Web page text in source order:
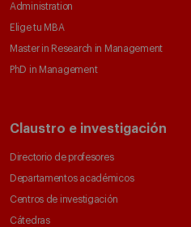
Administration
Elige tu MBA
Master in Research in Management
PhD in Management
Claustro e investigación
Directorio de profesores
Departamentos académicos
Centros de investigación
Cátedras